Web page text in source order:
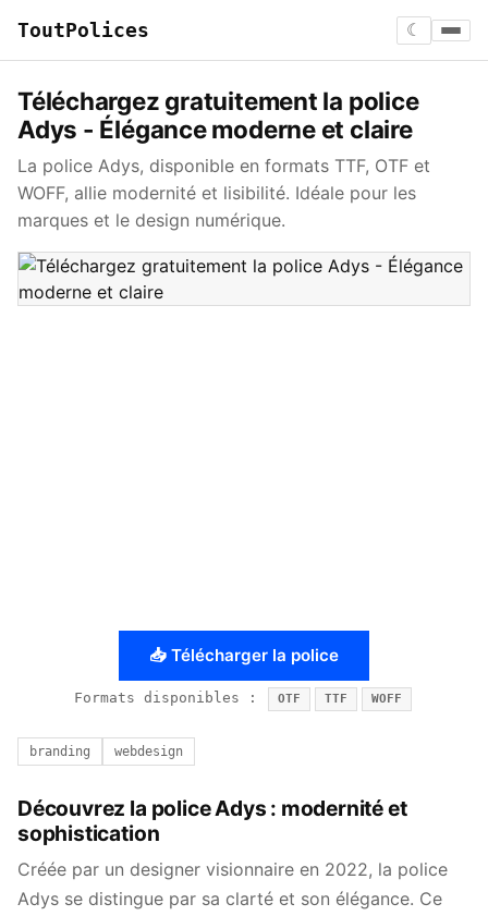
ToutPolices ☾
Téléchargez gratuitement la police
Adys - Élégance moderne et claire
La police Adys, disponible en formats TTF, OTF et
WOFF, allie modernité et lisibilité. Idéale pour les
marques et le design numérique.
📥 Télécharger la police
Formats disponibles : OTF TTF WOFF
branding webdesign
Découvrez la police Adys : modernité et
sophistication
Créée par un designer visionnaire en 2022, la police
Adys se distingue par sa clarté et son élégance. Ce